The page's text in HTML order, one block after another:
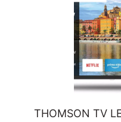
THOMSON TV